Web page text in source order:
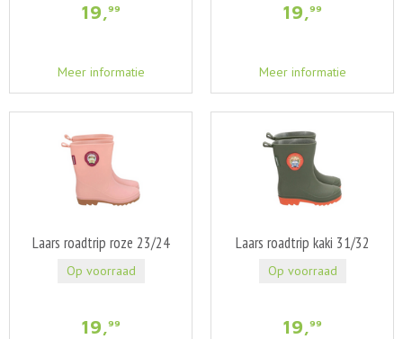
19,99
Meer informatie
19,99
Meer informatie
Laars roadtrip roze 23/24
19,99
Op voorraad
Laars roadtrip kaki 31/32
19,99
Op voorraad